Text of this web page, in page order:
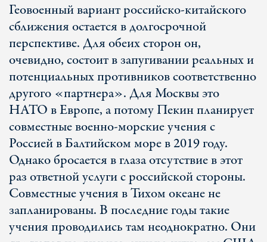
Геовоенный вариант российско-китайского
сближения остается в долгосрочной
перспективе. Для обеих сторон он,
очевидно, состоит в запугивании реальных и
потенциальных противников соответственно
другого «партнера». Для Москвы это
НАТО в Европе, а потому Пекин планирует
совместные военно-морские учения с
Россией в Балтийском море в 2019 году.
Однако бросается в глаза отсутствие в этот
раз ответной услуги с российской стороны.
Совместные учения в Тихом океане не
запланированы. В последние годы такие
учения проводились там неоднократно. Они